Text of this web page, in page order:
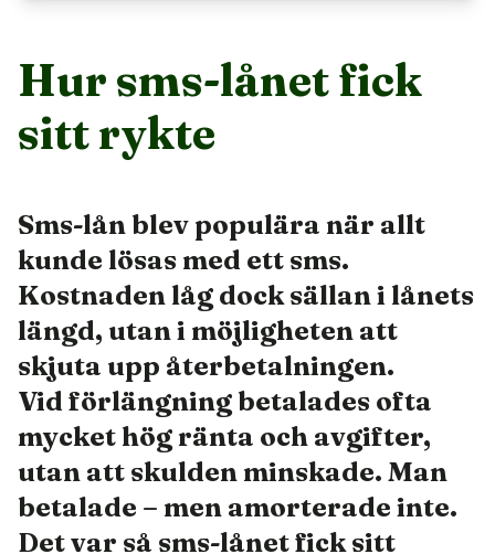
Hur sms-lånet fick
sitt rykte
Sms-lån blev populära när allt
kunde lösas med ett sms.
Kostnaden låg dock sällan i lånets
längd, utan i möjligheten att
skjuta upp återbetalningen.
Vid förlängning betalades ofta
mycket hög ränta och avgifter,
utan att skulden minskade. Man
betalade – men amorterade inte.
Det var så sms-lånet fick sitt